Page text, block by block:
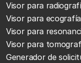
Visor para
Visor para
Visor para
Visor para
Generador de